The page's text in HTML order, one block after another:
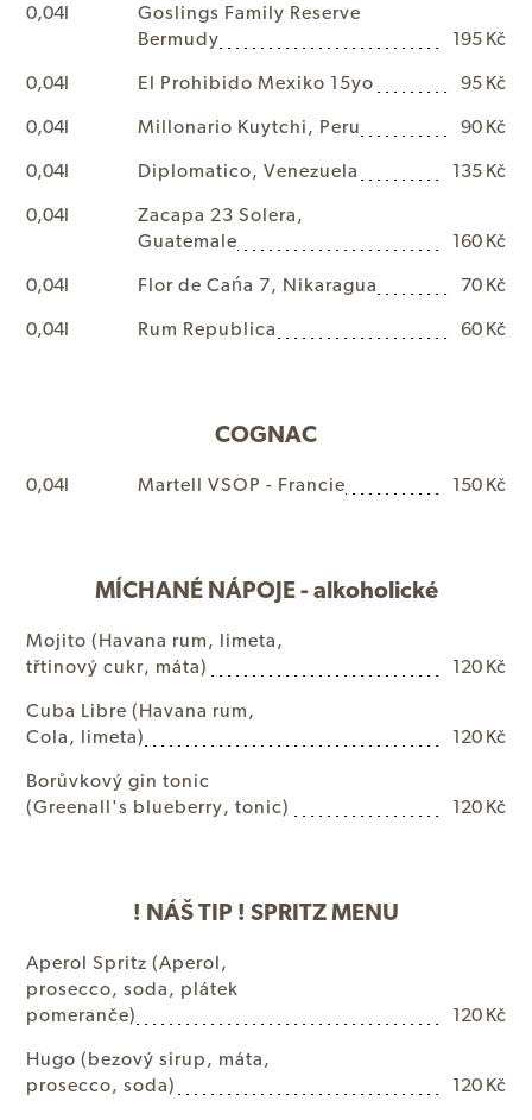
0,04l
Goslings Family Reserve
Bermudy
195 Kč
0,04l
El Prohibido Mexiko 1 5yo
95 Kč
0,04l
Millonario Kuytchi, Peru
90 Kč
0,04l
Diplomatico, Venezuela
135 Kč
0,04l
Zacapa 23 Solera,
Guatemale
160 Kč
0,04l
Flor de Cańa 7, Nikaragua
70 Kč
0,04l
Rum Republica 60 Kč
COGNAC
0,04l Martell VSOP - Francie 150 Kč
MÍCHANÉ NÁPOJE - alkoholické
Mojito (Havana rum, limeta,
třtinový cukr, máta)
120 Kč
Cuba Libre (Havana rum,
Cola, limeta)
120 Kč
Borůvkový gin tonic
(Greenall's blueberry, tonic) 120 Kč
! NÁŠ TIP ! SPRITZ MENU
Aperol Spritz (Aperol,
prosecco, soda, plátek
pomeranče)
120 Kč
Hugo (bezový sirup, máta,
prosecco, soda)
120 Kč